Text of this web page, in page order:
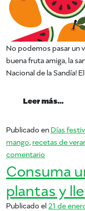
No podemos pasar un
buena fruta amiga, la
Nacional de la Sandía!
Leer más…
Publicado enDías
mango, recetas de
comentario
Consuma
plantas y
Publicado el 21 de